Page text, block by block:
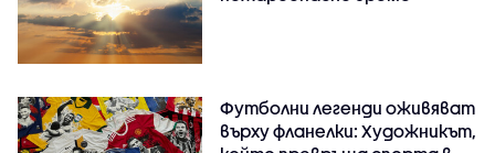
Футболни легенди оживяват
върху фланелки: Художникът,